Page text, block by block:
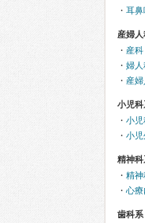
耳鼻
産婦
産科
婦人
産
小児科
小児
小児
精神科
精神
心療
歯科系